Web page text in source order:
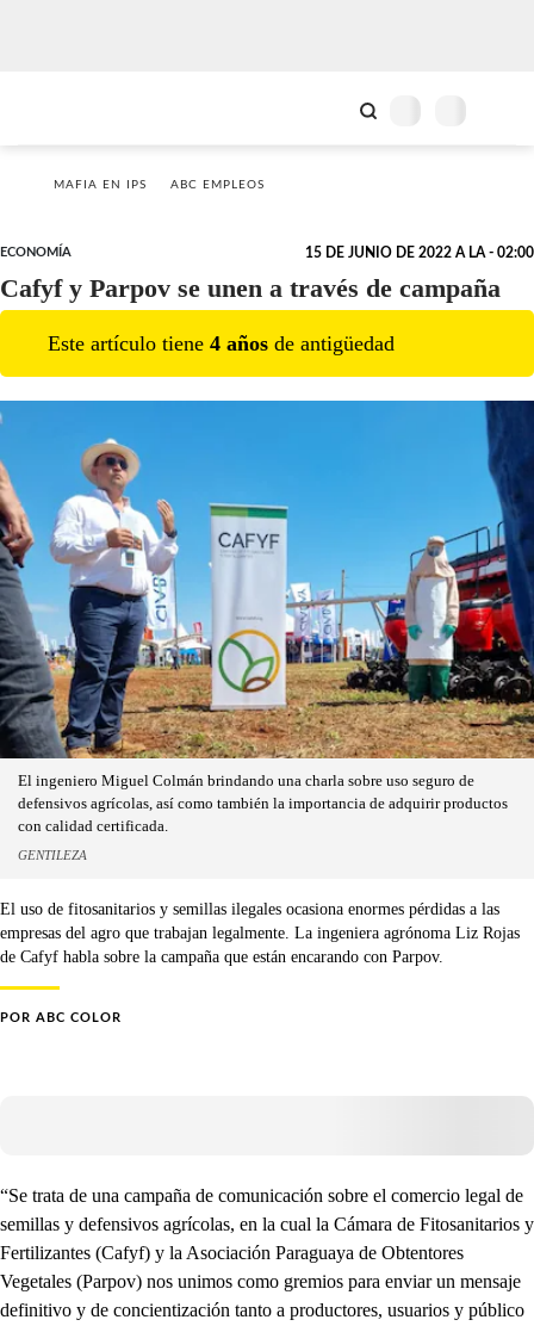
MAFIA EN IPS ABC EMPLEOS
ECONOMÍA 15 DE JUNIO DE 2022 A LA - 02:00
Cafyf y Parpov se unen a través de campaña
Este artículo tiene 4 años de antigüedad
El ingeniero Miguel Colmán brindando una charla sobre uso seguro de
defensivos agrícolas, así como también la importancia de adquirir productos
con calidad certificada.
GENTILEZA
El uso de fitosanitarios y semillas ilegales ocasiona enormes pérdidas a las
empresas del agro que trabajan legalmente. La ingeniera agrónoma Liz Rojas
de Cafyf habla sobre la campaña que están encarando con Parpov.
POR ABC COLOR
“Se trata de una campaña de comunicación sobre el comercio legal de
semillas y defensivos agrícolas, en la cual la Cámara de Fitosanitarios y
Fertilizantes (Cafyf) y la Asociación Paraguaya de Obtentores
Vegetales (Parpov) nos unimos como gremios para enviar un mensaje
definitivo y de concientización tanto a productores, usuarios y público